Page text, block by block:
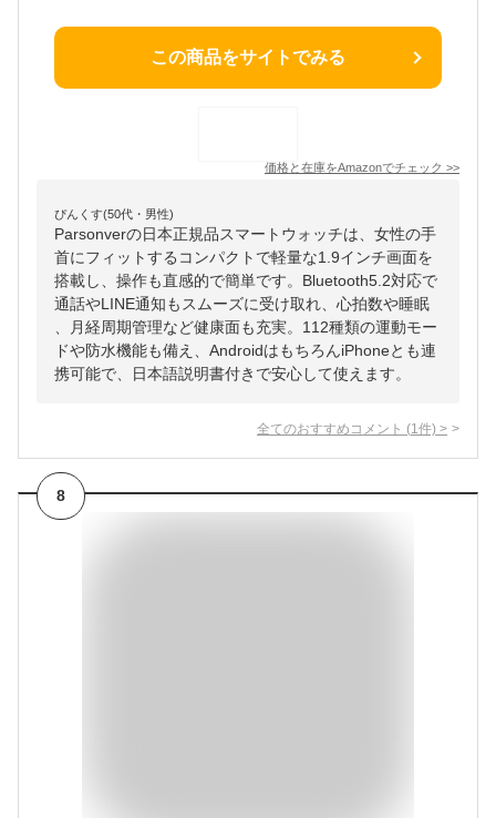
この商品をサイトでみる
価格と在庫をAmazonでチェック >>
ぴんくす(50代・男性)
Parsonverの日本正規品スマートウォッチは、女性の手
首にフィットするコンパクトで軽量な1.9インチ画面を
搭載し、操作も直感的で簡単です。Bluetooth5.2対応で
通話やLINE通知もスムーズに受け取れ、心拍数や睡眠
、月経周期管理など健康面も充実。112種類の運動モー
ドや防水機能も備え、AndroidはもちろんiPhoneとも連
携可能で、日本語説明書付きで安心して使えます。
全てのおすすめコメント (1 件) >
8